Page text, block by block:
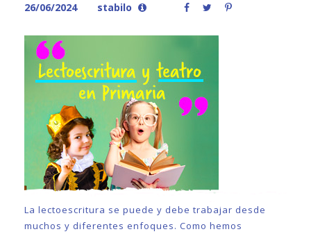
26/06/2024 stabilo
La lectoescritura se puede y debe trabajar desde
muchos y diferentes enfoques. Como hemos